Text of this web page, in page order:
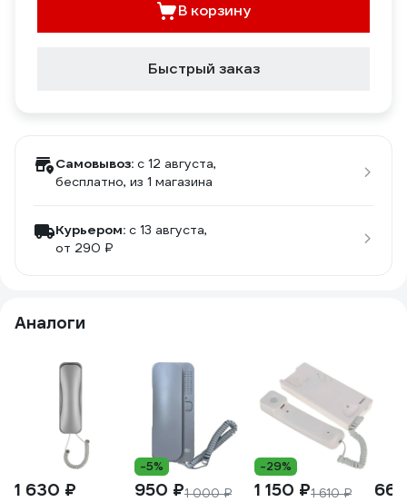
В корзину
Быстрый заказ
Самовывоз: c 12 августа,
бесплатно, из 1 магазина
Курьером: c 13 августа,
от 290 ₽
Аналоги
1 630 ₽
-5%
950 ₽1 000 ₽
-29%
1 150 ₽1 610 ₽